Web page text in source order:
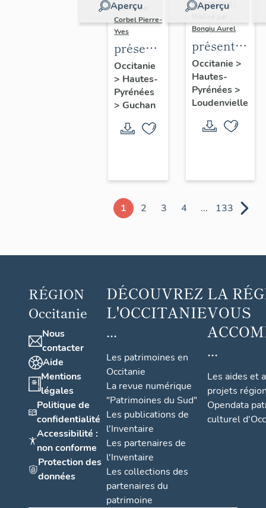
Aperçu
Réalisé par
Corbel Pierre-
Yves
présentation
de la
commune
Occitanie
> Hautes-
Pyrénées
> Guchan
Aperçu
IA65000026 |
Bongiu Aurel
présentation
de
l'ancienne
commune
Occitanie >
Hautes-
Pyrénées>
Loudenvielle
1 2 3 4 ... 133
RÉGION
Occitanie
Nous
contacter
Aide
Mentions
légales
Politique de
confidentialité
Accessibilité :
non conforme
Protection des
données
DÉCOUVREZ
L'OCCITANIE
...
Les patrimoines en
Occitanie
La revue numérique
"Patrimoines du Sud"
Les publications de
l'Inventaire
Les partenaires de
l'Inventaire
Les collections des
partenaires du
patrimoine
LA
VOUS
...
Les aides et
projets
Opendata
culturel